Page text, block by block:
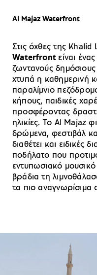
Al Majaz Waterfront
Στις όχθες της Khalid
Waterfrontείναι
ζωντανούς
χτυπά η καθημερινή
παραλίμνιο
κήπους, παιδικές
προσφέροντας
ηλικίες. Το Al Majaz
δρώμενα, φεστιβάλ
διαθέτει και ειδικές
ποδήλατο που
εντυπωσιακό μουσικό
βράδια τη
τα πιο αναγνωρίσιμα